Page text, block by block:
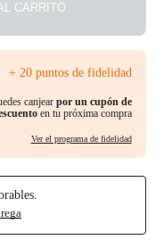
CARRITO
+ 20 puntos de fidelidad
canjear por un cupón de
en tu próxima compra
Ver el programa de fidelidad